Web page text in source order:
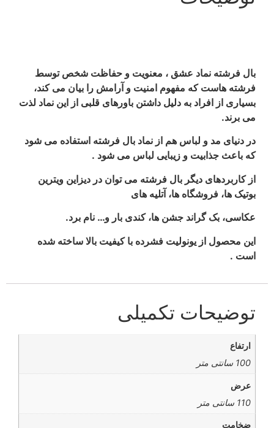
بال فرشته نماد عشق ، معنویت و حفاظت شخص توسط
فرشته هاست که مفهوم امنیت و آرامش را بیان می کند،
بسیاری از افراد به دلیل داشتن باورهای قلبی از این نماد لذت
می برند.
در دنیای مد و لباس هم از نماد بال فرشته استفاده می شود
که باعث جذابیت و زیبایی لباس می شود .
از کاربردهای دیگر بال فرشته می توان در دیزاین ویترین
بوتیک ها، فروشگاه ها، آتلیه های
عکاسی، بک گراند جشن ها، کندی بار و… نام برد.
این محصول از یونولیت فشرده با کیفیت بالا ساخته شده
است .
توضیحات تکمیلی
ارتفاع
100 سانتی متر
عرض
110 سانتی متر
ضخامت